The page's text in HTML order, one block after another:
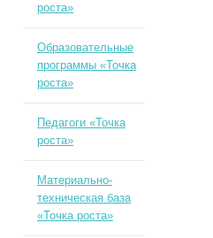
роста»
Образовательные
программы «Точка
роста»
Педагоги «Точка
роста»
Материально-
техническая база
«Точка роста»